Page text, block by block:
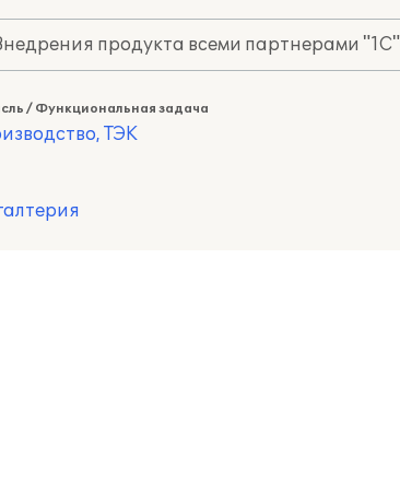
продукта всеми партнерами "1С"
/ Функциональная задача
ТЭК